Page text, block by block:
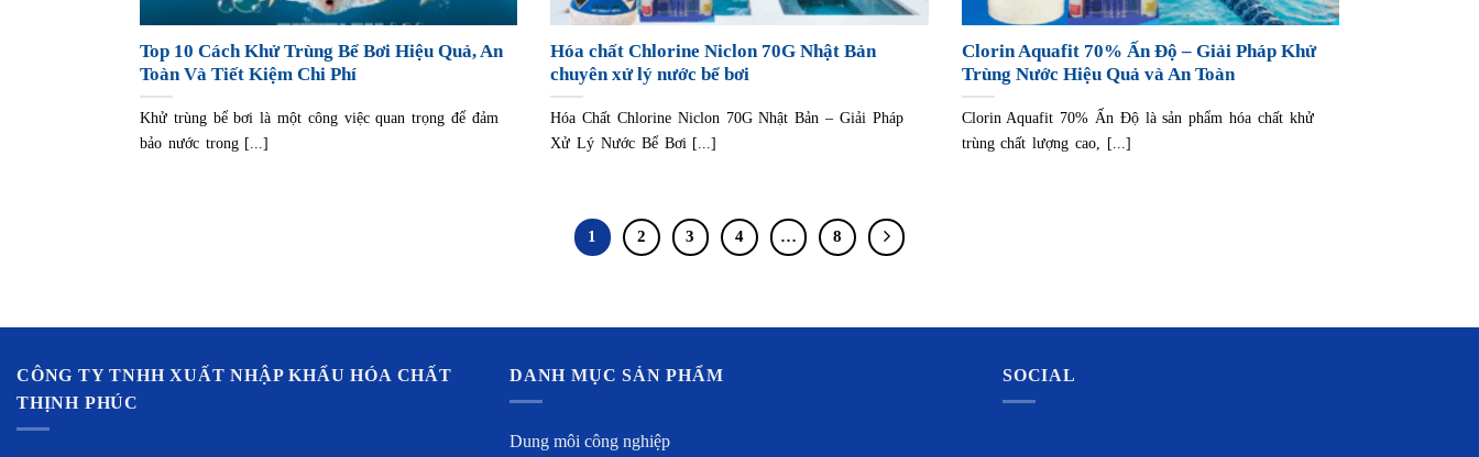
Top 10 Cách Khử Trùng Bể Bơi Hiệu Quả, An
Toàn Và Tiết Kiệm Chi Phí
Khử trùng bể bơi là một công việc quan trọng để đảm
bảo nước trong [...]
Hóa chất Chlorine Niclon 70G Nhật Bản
chuyên xử lý nước bể bơi
Hóa Chất Chlorine Niclon 70G Nhật Bản – Giải Pháp
Xử Lý Nước Bể Bơi [...]
Clorin Aquafit 70% Ấn Độ – Giải Pháp Khử
Trùng Nước Hiệu Quả và An Toàn
Clorin Aquafit 70% Ấn Độ là sản phẩm hóa chất khử
trùng chất lượng cao, [...]
1 2 3 4 … 8
CÔNG TY TNHH XUẤT NHẬP KHẨU HÓA CHẤT
THỊNH PHÚC
DANH MỤC SẢN PHẨM
Dung môi công nghiệp
SOCIAL